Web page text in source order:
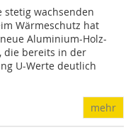
stetig wachsenden
Wärmeschutz hat
Aluminium-Holz-
die bereits in der
U-Werte deutlich
mehr